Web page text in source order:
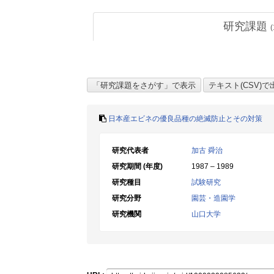
研究課題 (
日本産エビネの優良品種の絶滅防止とその対策
研究代表者
加古 舜治
研究期間 (年度)
1987 – 1989
研究種目
試験研究
研究分野
園芸・造園学
研究機関
山口大学